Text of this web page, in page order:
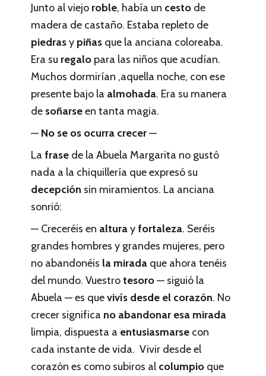
Junto al viejo roble, había un cesto de
madera de castaño. Estaba repleto de
piedrasy piñas que la anciana coloreaba.
Era su regalo para las niños que acudían.
Muchos dormirían ,aquella noche, con ese
presente bajo la almohada. Era su manera
de soñarseen tanta magia.
— No se os ocurra crecer—
Lafrase de la Abuela Margarita no gustó
nada a la chiquillería que expresó su
decepción sin miramientos. La anciana
sonrió:
— Creceréis en alturayfortaleza. Seréis
grandes hombres y grandes mujeres, pero
no abandonéis la mirada que ahora tenéis
del mundo. Vuestrotesoro— siguió la
Abuela — es quevivís desde el corazón. No
crecer significa no abandonar esa mirada
limpia, dispuesta a entusiasmarse con
cada instante de vida. Vivir desde el
corazón es como subiros al columpio que